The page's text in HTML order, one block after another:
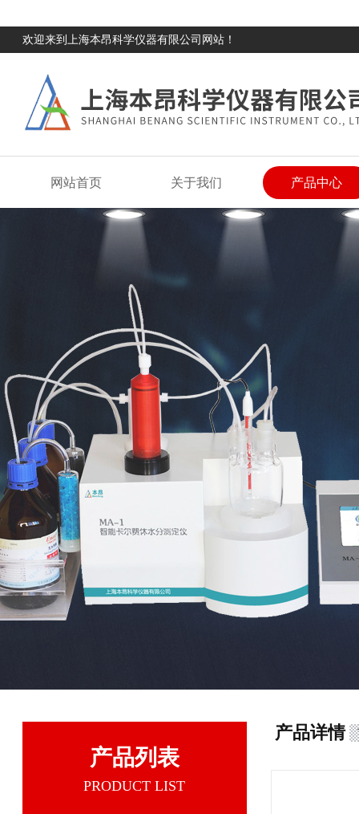
欢迎来到上海本昂科学仪器有限公司网站！
网站首页 关于我们 产品中心
产品列表
PRODUCT LIST
产品详情